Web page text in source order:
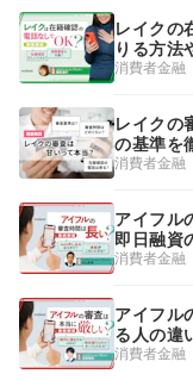
レイクの
りる方法
消費者金融
レイクの
の基準を
消費者金融
アイフル
即日融資
消費者金融
アイフル
る人の違
消費者金融